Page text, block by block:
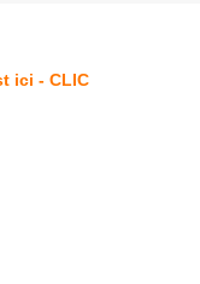
ici - CLIC